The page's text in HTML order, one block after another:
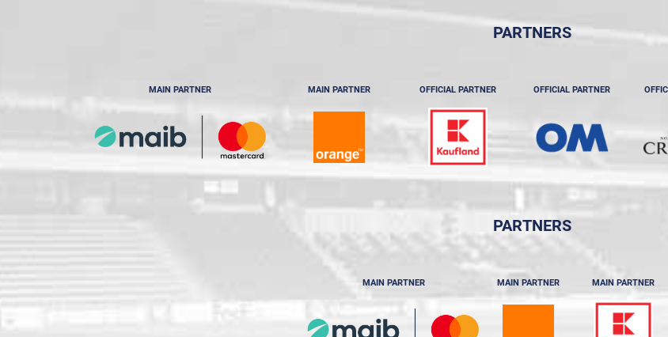
PARTNERS
MAIN PARTNER MAIN PARTNER OFFICIAL PARTNER OFFICIAL PARTNER
PARTNERS
MAIN PARTNER MAIN PARTNER MAIN PARTNER